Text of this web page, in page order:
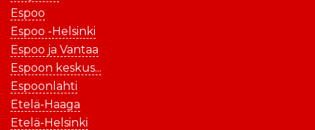
Espoo
Espoo -Helsinki
Espoo ja Vantaa
Espoon keskus...
Espoonlahti
Etelä-Haaga
Etelä-Helsinki